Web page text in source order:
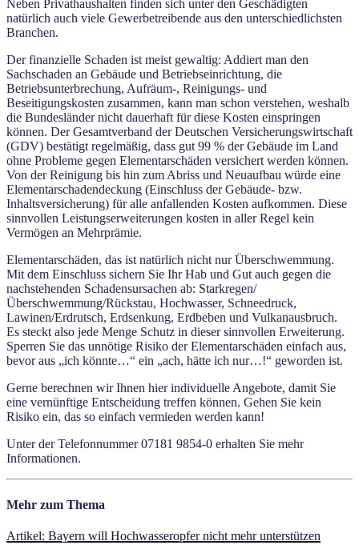
Neben Privathaushalten finden sich unter den Geschädigten
natürlich auch viele Gewerbetreibende aus den unterschiedlichsten
Branchen.
Der finanzielle Schaden ist meist gewaltig: Addiert man den
Sachschaden an Gebäude und Betriebseinrichtung, die
Betriebsunterbrechung, Aufräum-, Reinigungs- und
Beseitigungskosten zusammen, kann man schon verstehen, weshalb
die Bundesländer nicht dauerhaft für diese Kosten einspringen
können. Der Gesamtverband der Deutschen Versicherungswirtschaft
(GDV) bestätigt regelmäßig, dass gut 99 % der Gebäude im Land
ohne Probleme gegen Elementarschäden versichert werden können.
Von der Reinigung bis hin zum Abriss und Neuaufbau würde eine
Elementarschadendeckung (Einschluss der Gebäude- bzw.
Inhaltsversicherung) für alle anfallenden Kosten aufkommen. Diese
sinnvollen Leistungserweiterungen kosten in aller Regel kein
Vermögen an Mehrprämie.
Elementarschäden, das ist natürlich nicht nur Überschwemmung.
Mit dem Einschluss sichern Sie Ihr Hab und Gut auch gegen die
nachstehenden Schadensursachen ab: Starkregen/
Überschwemmung/Rückstau, Hochwasser, Schneedruck,
Lawinen/Erdrutsch, Erdsenkung, Erdbeben und Vulkanausbruch.
Es steckt also jede Menge Schutz in dieser sinnvollen Erweiterung.
Sperren Sie das unnötige Risiko der Elementarschäden einfach aus,
bevor aus „ich könnte…“ ein „ach, hätte ich nur…!“ geworden ist.
Gerne berechnen wir Ihnen hier individuelle Angebote, damit Sie
eine vernünftige Entscheidung treffen können. Gehen Sie kein
Risiko ein, das so einfach vermieden werden kann!
Unter der Telefonnummer 07181 9854-0 erhalten Sie mehr
Informationen.
Mehr zum Thema
Artikel: Bayern will Hochwasseropfer nicht mehr unterstützen